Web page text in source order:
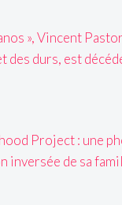
», Vincent
des durs, est
Project : une
inversée de sa